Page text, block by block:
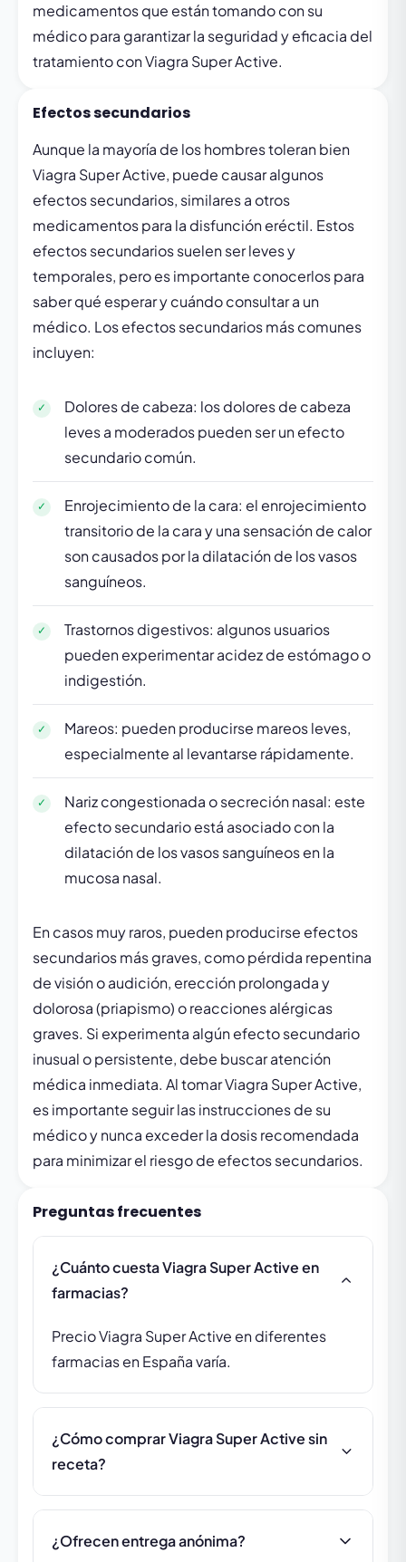
medicamentos que están tomando con su
médico para garantizar la seguridad y eficacia del
tratamiento con Viagra Super Active.
Efectos secundarios
Aunque la mayoría de los hombres toleran bien
Viagra Super Active, puede causar algunos
efectos secundarios, similares a otros
medicamentos para la disfunción eréctil. Estos
efectos secundarios suelen ser leves y
temporales, pero es importante conocerlos para
saber qué esperar y cuándo consultar a un
médico. Los efectos secundarios más comunes
incluyen:
Dolores de cabeza: los dolores de cabeza
leves a moderados pueden ser un efecto
secundario común.
Enrojecimiento de la cara: el enrojecimiento
transitorio de la cara y una sensación de calor
son causados por la dilatación de los vasos
sanguíneos.
Trastornos digestivos: algunos usuarios
pueden experimentar acidez de estómago o
indigestión.
Mareos: pueden producirse mareos leves,
especialmente al levantarse rápidamente.
Nariz congestionada o secreción nasal: este
efecto secundario está asociado con la
dilatación de los vasos sanguíneos en la
mucosa nasal.
En casos muy raros, pueden producirse efectos
secundarios más graves, como pérdida repentina
de visión o audición, erección prolongada y
dolorosa (priapismo) o reacciones alérgicas
graves. Si experimenta algún efecto secundario
inusual o persistente, debe buscar atención
médica inmediata. Al tomar Viagra Super Active,
es importante seguir las instrucciones de su
médico y nunca exceder la dosis recomendada
para minimizar el riesgo de efectos secundarios.
Preguntas frecuentes
¿Cuánto cuesta Viagra Super Active en
farmacias?
Precio Viagra Super Active en diferentes
farmacias en España varía.
¿Cómo comprar Viagra Super Active sin
receta?
¿Ofrecen entrega anónima?